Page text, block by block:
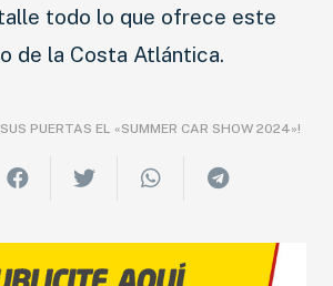
todo lo que ofrece este
de la Costa Atlántica.
SUS PUERTAS EL «SUMMER CAR SHOW 2024»!